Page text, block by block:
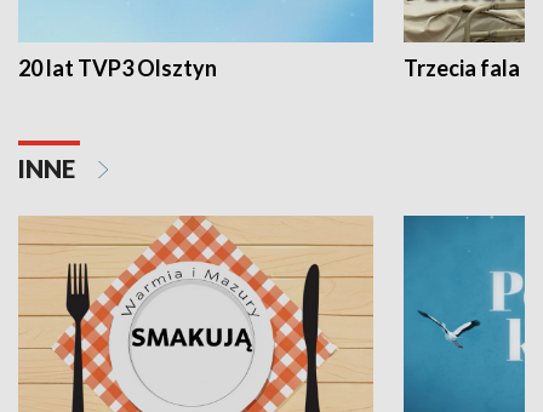
20 lat TVP3 Olsztyn Trzecia fala -
INNE